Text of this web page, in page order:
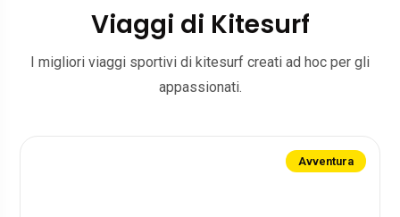
Viaggi di Kitesurf
I migliori viaggi sportivi di kitesurf creati ad hoc per gli
appassionati.
Avventura